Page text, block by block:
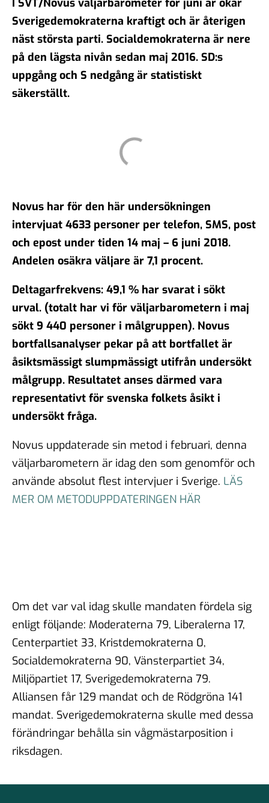
Sverigedemokraterna kraftigt och är återigen
näst största parti. Socialdemokraterna är nere
på den lägsta nivån sedan maj 2016. SD:s
uppgång och S nedgång är statistiskt
säkerställt.
Novus har för den här undersökningen
intervjuat 4633 personer per telefon, SMS, post
och epost under tiden 14 maj – 6 juni 2018.
Andelen osäkra väljare är 7,1 procent.
Deltagarfrekvens: 49,1 % har svarat i sökt
urval. (totalt har vi för väljarbarometern i maj
sökt 9 440 personer i målgruppen). Novus
bortfallsanalyser pekar på att bortfallet är
åsiktsmässigt slumpmässigt utifrån undersökt
målgrupp. Resultatet anses därmed vara
representativt för svenska folkets åsikt i
undersökt fråga.
Novus uppdaterade sin metod i februari, denna
väljarbarometern är idag den som genomför och
använde absolut flest intervjuer i Sverige. LÄS
MER OM METODUPPDATERINGEN HÄR
Om det var val idag skulle mandaten fördela sig
enligt följande: Moderaterna 79, Liberalerna 17,
Centerpartiet 33, Kristdemokraterna 0,
Socialdemokraterna 90, Vänsterpartiet 34,
Miljöpartiet 17, Sverigedemokraterna 79.
Alliansen får 129 mandat och de Rödgröna 141
mandat. Sverigedemokraterna skulle med dessa
förändringar behålla sin vågmästarposition i
riksdagen.